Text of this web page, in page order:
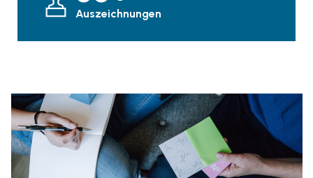
Auszeichnungen